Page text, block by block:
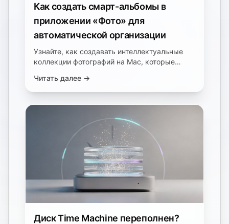
Как создать смарт-альбомы в
приложении «Фото» для
автоматической организации
Узнайте, как создавать интеллектуальные
коллекции фотографий на Mac, которые
местоположения, людей, дат и ключевых
слов.
Читать далее →
Диск Time Machine переполнен?